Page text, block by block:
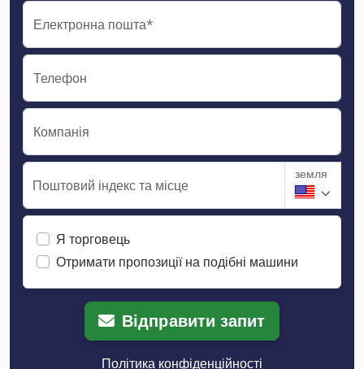
Електронна пошта*
Телефон
Компанія
Поштовий індекс та місце
земля
Я торговець
Отримати пропозиції на подібні машини
Відправити запит
Політика конфіденційності